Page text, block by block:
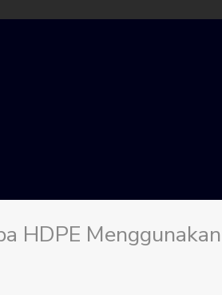
HDPE Menggunakan